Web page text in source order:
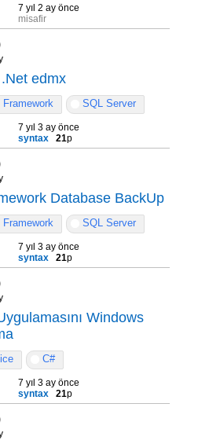
7 yıl 2 ay önce
misafir
edmx
Framework SQL Server
7 yıl 3 ay önce
syntax
21p
Database BackUp
Framework SQL Server
7 yıl 3 ay önce
syntax
21p
Windows
C#
7 yıl 3 ay önce
syntax
21p